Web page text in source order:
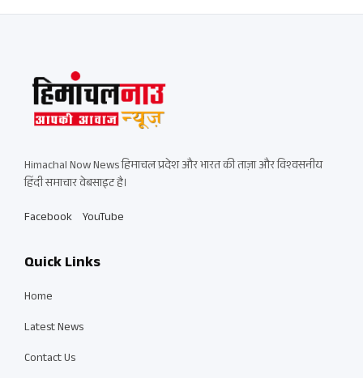
Himachal Now News हिमाचल प्रदेश और भारत की ताज़ा और विश्वसनीय
हिंदी समाचार वेबसाइट है।
Facebook YouTube
Quick Links
Home
Latest News
Contact Us